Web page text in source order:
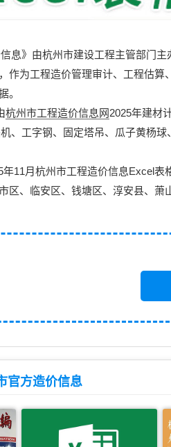
息》由杭州市建设工程主管部门主
，作为工程造价管理审计、工程估算
。
杭州市工程造价信息网2025年建材
、工字钢、固定塔吊、瓜子黄杨球
年11月杭州市工程造价信息Excel表
区、临安区、钱塘区、淳安县、萧
官方造价信息